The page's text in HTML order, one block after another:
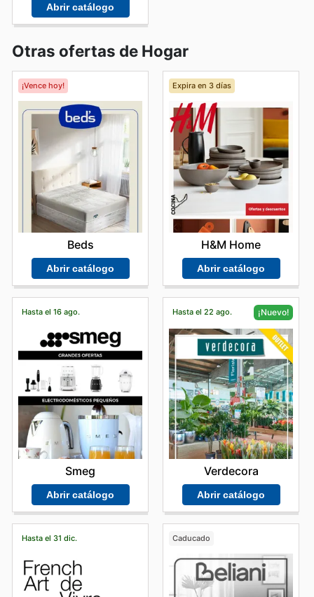
Abrir catálogo
Otras ofertas de Hogar
¡Vence hoy!
Beds
Abrir catálogo
Expira en 3 días
H&M Home
Abrir catálogo
Hasta el 16 ago.
Smeg
Abrir catálogo
Hasta el 22 ago. ¡Nuevo!
Verdecora
Abrir catálogo
Hasta el 31 dic. Caducado